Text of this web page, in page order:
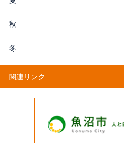
秋
冬
関連リンク